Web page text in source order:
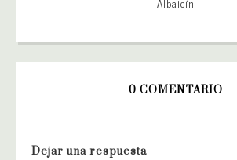
Albaicín
0 COMENTARIO
Dejar una respuesta